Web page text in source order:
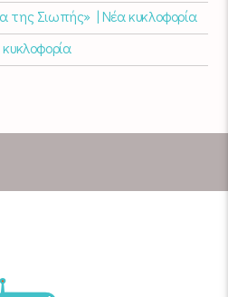
της Σιωπής» | Νέα κυκλοφορία